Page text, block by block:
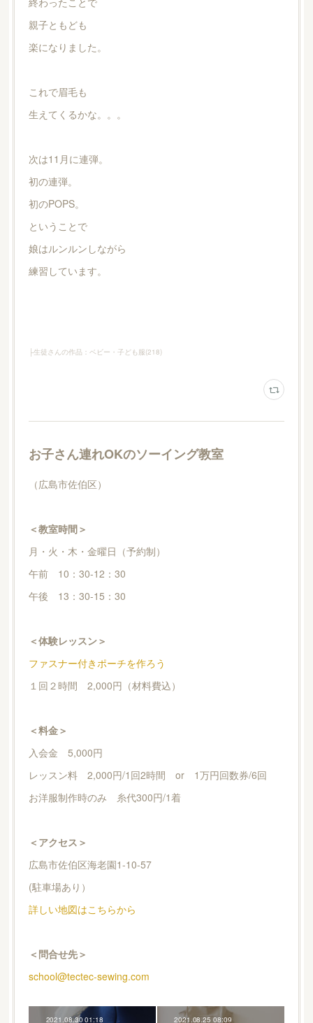
親子ともども
楽になりました。
これで眉毛も
生えてくるかな。。。
次は11月に連弾。
初の連弾。
初のPOPS。
ということで
娘はルンルンしながら
練習しています。
├生徒さんの作品：ベビー・子ども服(218)
お子さん連れOKのソーイング教室
（広島市佐伯区）
＜教室時間＞
月・火・木・金曜日（予約制）
午前 10：30-12：30
午後 13：30-15：30
＜体験レッスン＞
ファスナー付きポーチを作ろう
１回２時間 2,000円（材料費込）
＜料金＞
入会金 5,000円
レッスン料 2,000円/1回2時間 or 1万円回数券/6回
お洋服制作時のみ 糸代300円/1着
＜アクセス＞
広島市佐伯区海老園1-10-57
(駐車場あり）
詳しい地図はこちらから
＜問合せ先＞
school@tectec-sewing.com
2021.08.30 01:18 2021.08.25 08:09